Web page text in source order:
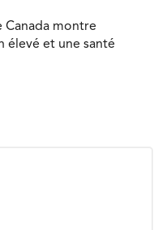
Canada montre
élevé et une santé